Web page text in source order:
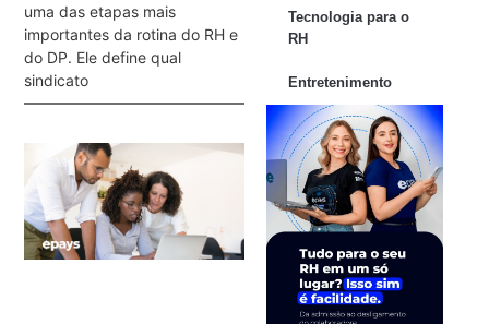
uma das etapas mais
importantes da rotina do RH e
do DP. Ele define qual
sindicato
Tecnologia para o
RH
Entretenimento